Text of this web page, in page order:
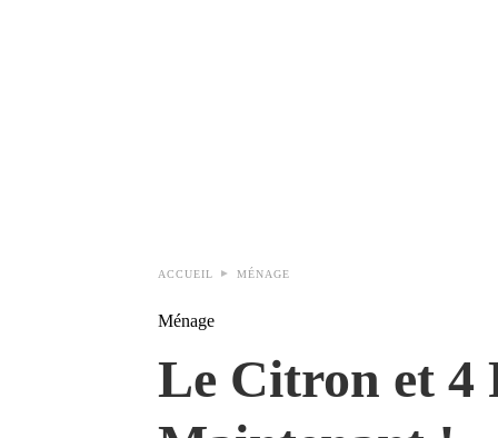
ACCUEIL MÉNAGE
Ménage
Le Citron et 4